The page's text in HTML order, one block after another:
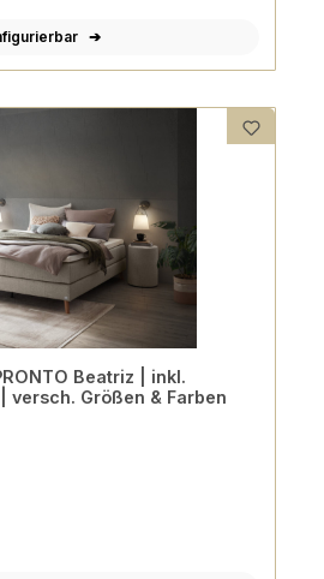
versch. Größen & Farben